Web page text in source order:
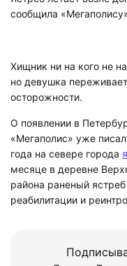
сообщила
Хищник ни на кого не
но девушка
осторожности.
О появлении в
«Мегаполис» уже
года на севере города
месяце в деревне
района раненый
реабилитации и